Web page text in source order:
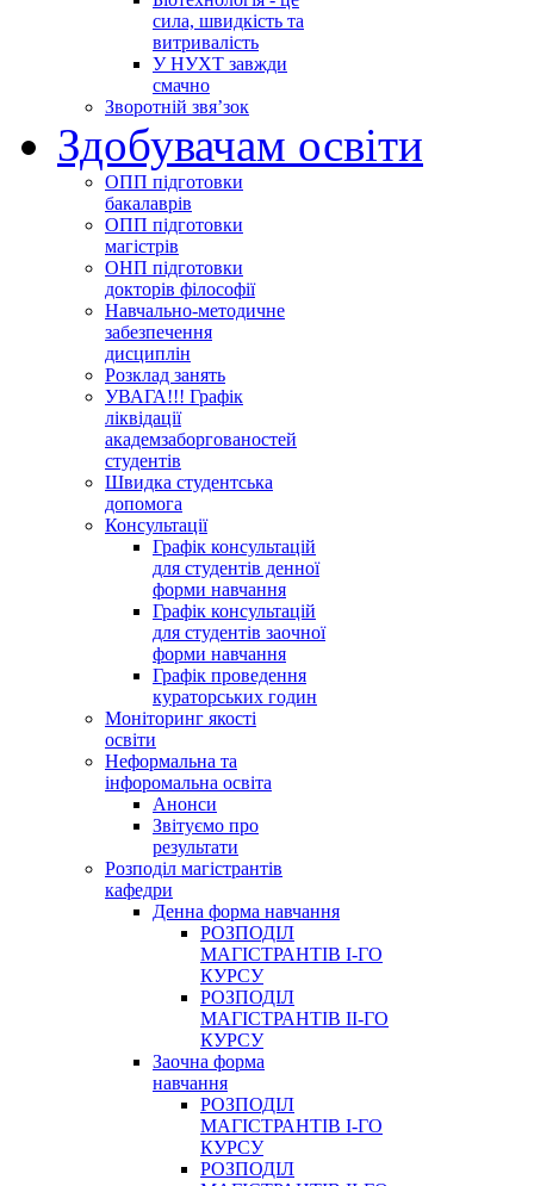
сила, швидкість та
витривалість
У НУХТ завжди
смачно
Зворотній звя’зок
Здобувачам освіти
ОПП підготовки
бакалаврів
ОПП підготовки
магістрів
ОНП підготовки
докторів філософії
Навчально-методичне
забезпечення
дисциплін
Розклад занять
УВАГА!!! Графік
ліквідації
академзаборгованостей
студентів
Швидка студентська
допомога
Консультації
Графік консультацій
для студентів денної
форми навчання
Графік консультацій
для студентів заочної
форми навчання
Графік проведення
кураторських годин
Моніторинг якості
освіти
Неформальна та
інфоромальна освіта
Анонси
Звітуємо про
результати
Розподіл магістрантів
кафедри
Денна форма навчання
РОЗПОДІЛ
МАГІСТРАНТІВ І-ГО
КУРСУ
РОЗПОДІЛ
МАГІСТРАНТІВ ІІ-ГО
КУРСУ
Заочна форма
навчання
РОЗПОДІЛ
МАГІСТРАНТІВ І-ГО
КУРСУ
РОЗПОДІЛ